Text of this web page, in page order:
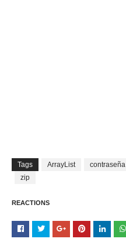
Tags ArrayList contraseña
zip
REACTIONS